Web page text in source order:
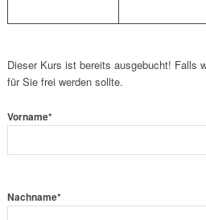
Dieser Kurs ist bereits ausgebucht! Falls
für Sie frei werden sollte.
Vorname*
Nachname*